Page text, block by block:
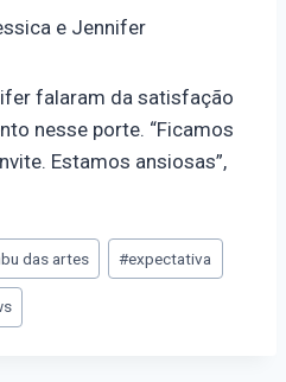
e Jennifer
falaram da satisfação
nesse porte. “Ficamos
Estamos ansiosas”,
das artes #expectativa